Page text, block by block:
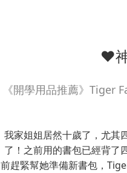
❤
《開學用品推薦》Tiger
我家姐姐居然十歲了，尤其
了！之前用的書包已經背了
前趕緊幫她準備新書包，